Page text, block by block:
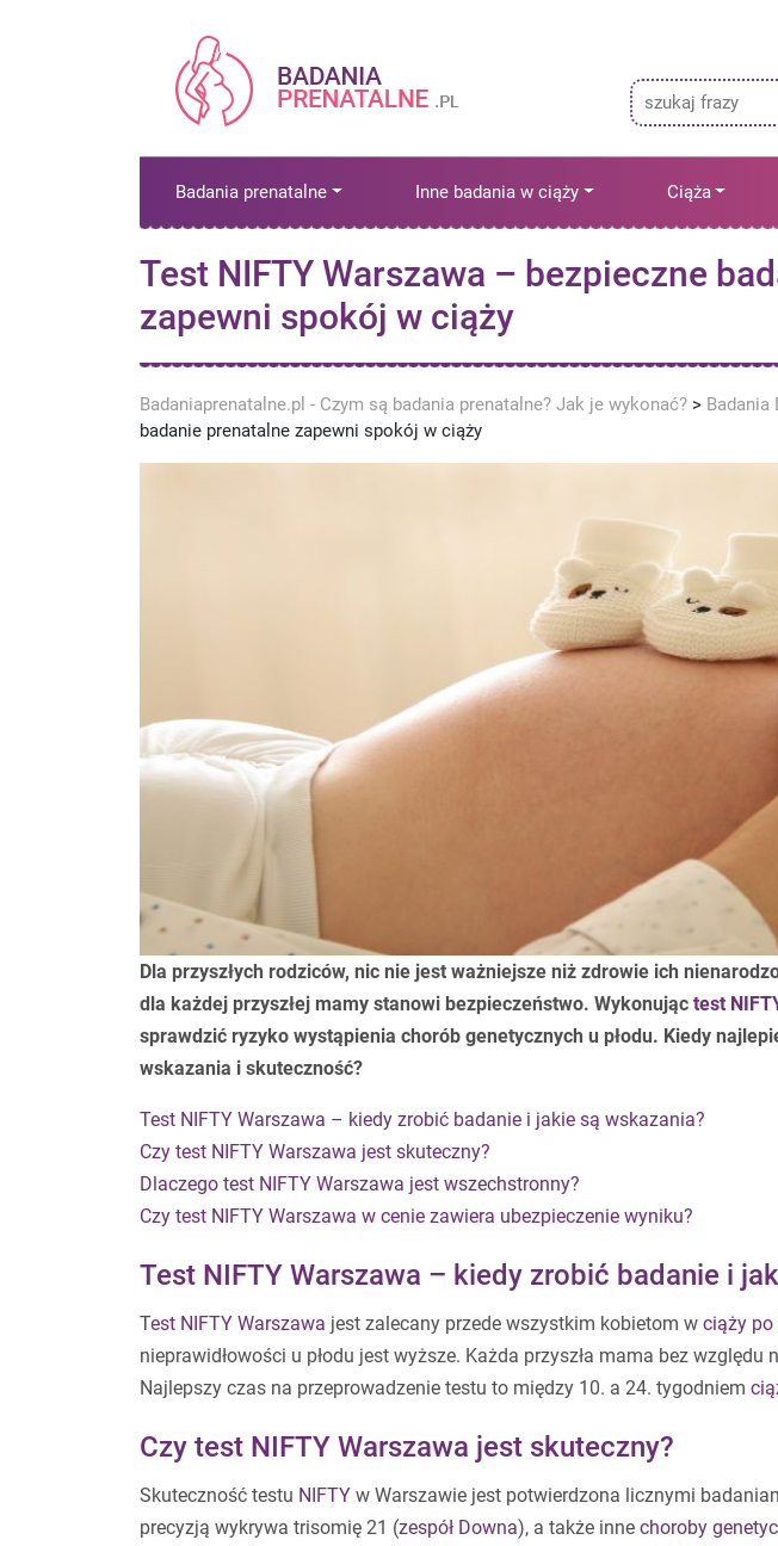
Badania prenatalne Inne badania w ciąży Ciąża
Test NIFTY Warszawa – bezpieczne
zapewni spokój w ciąży
Badaniaprenatalne.pl - Czym są badania prenatalne? Jak je wykonać? > Badania
badanie prenatalne zapewni spokój w ciąży
Dla przyszłych rodziców, nic nie jest ważniejsze niż zdrowie ich
dla każdej przyszłej mamy stanowi bezpieczeństwo. Wykonując test
sprawdzić ryzyko wystąpienia chorób genetycznych u płodu. Kiedy
wskazania i skuteczność?
Test NIFTY Warszawa – kiedy zrobić badanie i jakie są wskazania?
Czy test NIFTY Warszawa jest skuteczny?
Dlaczego test NIFTY Warszawa jest wszechstronny?
Czy test NIFTY Warszawa w cenie zawiera ubezpieczenie wyniku?
Test NIFTY Warszawa – kiedy zrobić badanie i
Test NIFTY Warszawa jest zalecany przede wszystkim kobietom w ciąży po
nieprawidłowości u płodu jest wyższe. Każda przyszła mama bez
Najlepszy czas na przeprowadzenie testu to między 10. a 24. tygodniem
Czy test NIFTY Warszawa jest skuteczny?
Skuteczność testu NIFTY w Warszawie jest potwierdzona licznymi
precyzją wykrywa trisomię 21 (zespół Downa), a także inne choroby